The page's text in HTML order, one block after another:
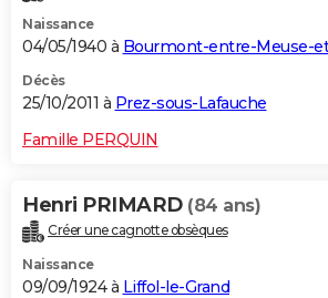
Naissance
04/05/1940 à Bourmont-entre-Meuse-
Décès
25/10/2011 à Prez-sous-Lafauche
Famille PERQUIN
Henri PRIMARD (84 ans)
Créer une cagnotte obsèques
Naissance
09/09/1924 à Liffol-le-Grand